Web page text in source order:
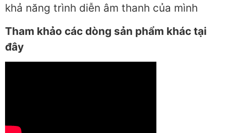
khả năng trình diễn âm thanh của mình
Tham khảo các dòng sản phẩm khác tại
đây